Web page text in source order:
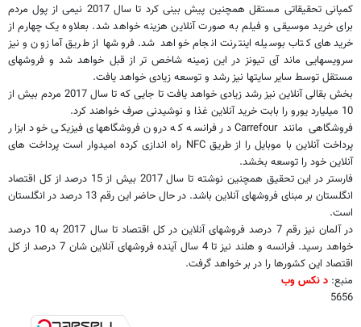
کمپانی تحقیقاتی مستقل همچنین پیش بینی کرد تا سال 2017 نیمی از پول مردم
برای خرید موسیقی و فیلم به صورت آنلاین هزینه خواهد شد. بعلاوه یک چهارم از
خریدهای کتاب بوسیله اینترنت انجام خواهد شد. فروشها از طریق آمازون و نیز
سرویسهایی ماند آی تیونز در این زمینه شاخص تر از قبل خواهد شد و فروشهای
مستقل توسط سایر سایتها نیز رشد و توسعه زیادی خواهد یافت.
بخش بقالی آنلاین نیز رشد زیادی خواهد یافت تا جایی که تا سال 2017 مردم بیش از
10 میلیارد یورو را بابت خرید آنلاین غذا و نوشیدنی صرف خواهند کرد.
فروشگاهی مانندCarrefour در فرانسه که درون فروشگاههای فیزیکی خود ابزار
پرداخت آنلاین با موبایل را از طریقNFC راه اندازی کرده امیدوار است پرداخت های
آنلاین خود را توسعه بخشد.
فارستر در این تحقیق همچنین نوشته تا سال 2017 بیش از 15 درصد از کل اقتصاد
انگلستان بر مبنای فروشهای آنلاین باشد. در حال حاضر این رقم 13 درصد در انگلستان
است.
در آلمان نیز رقم 7 درصد فروشهای آنلاین در کل اقتصاد تا سال 2017 به 10 درصد
خواهد رسید. فرانسه و هلند نیز تا 4 سال آینده فروشهای آنلاین شان 7 درصد از کل
اقتصاد این کشورها را در بر خواهد گرفت.
منبع: د نکس وب
5656